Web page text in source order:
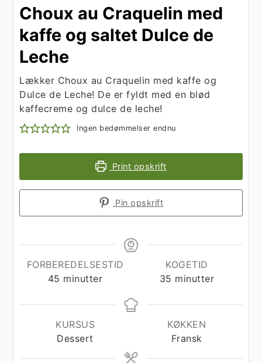
Choux au Craquelin med
kaffe og saltet Dulce de
Leche
Lækker Choux au Craquelin med kaffe og
Dulce de Leche! De er fyldt med en blød
kaffecreme og dulce de leche!
Ingen bedømmelser endnu
Print opskrift
Pin opskrift
FORBEREDELSESTID
45 minutter
minutter
KOGETID
35 minutter
minutter
KURSUS
Dessert
KØKKEN
Fransk